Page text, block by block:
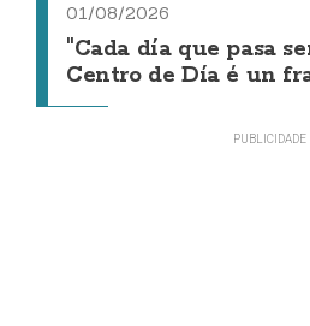
01/08/2026
"Cada día que pasa
Centro de Día é un